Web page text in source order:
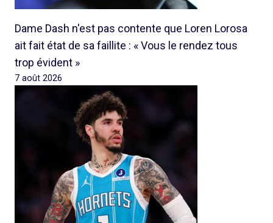
Dame Dash n'est pas contente que Loren Lorosa
ait fait état de sa faillite : « Vous le rendez tous
trop évident »
7 août 2026